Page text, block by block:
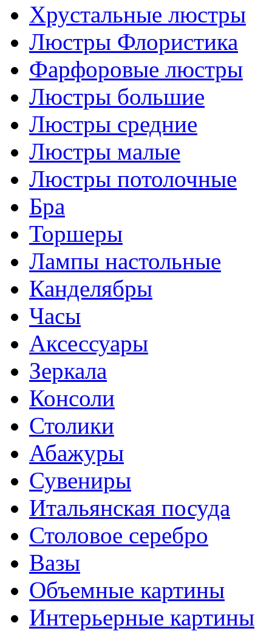
Хрустальные люстры
Люстры Флористика
Фарфоровые люстры
Люстры большие
Люстры средние
Люстры малые
Люстры потолочные
Бра
Торшеры
Лампы настольные
Канделябры
Часы
Аксессуары
Зеркала
Консоли
Столики
Абажуры
Сувениры
Итальянская посуда
Столовое серебро
Вазы
Объемные картины
Интерьерные картины